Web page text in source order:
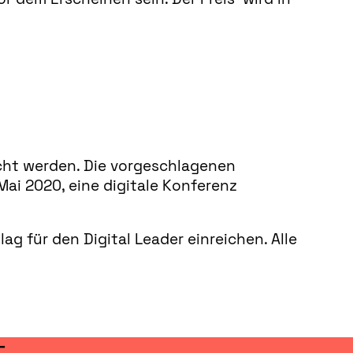
werden. Die vorgeschlagenen
2020, eine digitale Konferenz
für den Digital Leader einreichen. Alle